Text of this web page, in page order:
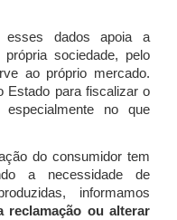
dados apoia a
sociedade, pelo
ao próprio mercado.
Estado para fiscalizar o
especialmente no que
do consumidor tem
a necessidade de
informamos
reclamação ou alterar